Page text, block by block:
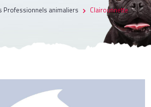
Professionnels animaliers Clairounnette